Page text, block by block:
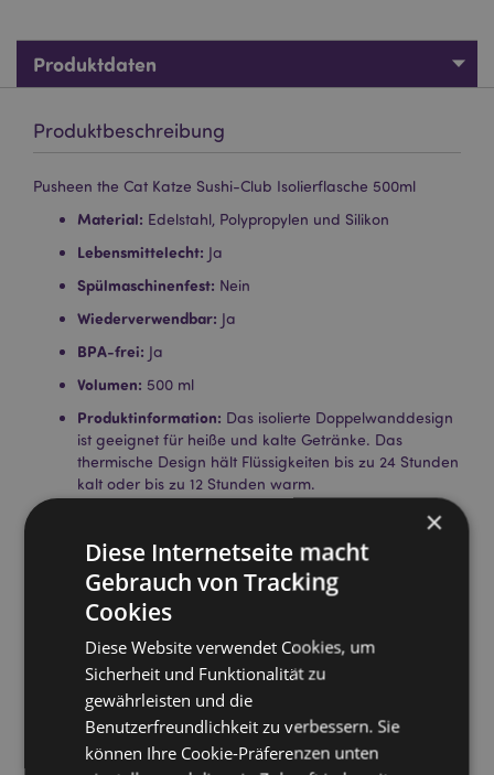
Produktdaten
Produktbeschreibung
Pusheen the Cat Katze Sushi-Club Isolierflasche 500ml
Material: Edelstahl, Polypropylen und Silikon
Lebensmittelecht: Ja
Spülmaschinenfest: Nein
Wiederverwendbar: Ja
BPA-frei: Ja
Volumen: 500 ml
Produktinformation: Das isolierte Doppelwanddesign
ist geeignet für heiße und kalte Getränke. Das
thermische Design hält Flüssigkeiten bis zu 24 Stunden
kalt oder bis zu 12 Stunden warm.
Lizenz-Informationen:Dieses Produkt ist für die unten
aufgeführten Länder vollständig lizenziert. Wenn Sie
sich außerhalb dieser Gebiete befinden, versuchen
Sie bitte nicht, dieses Produkt zu kaufen. Andernfalls
wird es aus Ihrer Bestellung entfernt. Für weitere
Informationen wenden Sie sich bitte an unseren
Kundenservice.
Lizenzierte Gebiete: Åland-Inseln, Albanien, Andorra,
Österreich, Aserbaidschan, Azoren (Portugal),
Balearen (Spanien), Weißrussland, Belgien, Bermuda,
Bosnien und Herzegowina, Bulgarien, Kanarische
×
Diese Internetseite macht
Gebrauch von Tracking
Cookies
Diese Website verwendet Cookies, um
Sicherheit und Funktionalität zu
gewährleisten und die
Benutzerfreundlichkeit zu verbessern. Sie
können Ihre Cookie-Präferenzen unten